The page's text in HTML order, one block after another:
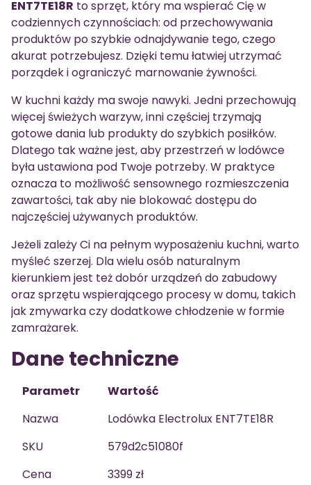
ENT7TE18R to sprzęt, który ma wspierać Cię w
codziennych czynnościach: od przechowywania
produktów po szybkie odnajdywanie tego, czego
akurat potrzebujesz. Dzięki temu łatwiej utrzymać
porządek i ograniczyć marnowanie żywności.
W kuchni każdy ma swoje nawyki. Jedni przechowują
więcej świeżych warzyw, inni częściej trzymają
gotowe dania lub produkty do szybkich posiłków.
Dlatego tak ważne jest, aby przestrzeń w lodówce
była ustawiona pod Twoje potrzeby. W praktyce
oznacza to możliwość sensownego rozmieszczenia
zawartości, tak aby nie blokować dostępu do
najczęściej używanych produktów.
Jeżeli zależy Ci na pełnym wyposażeniu kuchni, warto
myśleć szerzej. Dla wielu osób naturalnym
kierunkiem jest też dobór urządzeń do zabudowy
oraz sprzętu wspierającego procesy w domu, takich
jak zmywarka czy dodatkowe chłodzenie w formie
zamrażarek.
Dane techniczne
Parametr
Wartość
Nazwa
Lodówka Electrolux ENT7TE18R
SKU
579d2c51080f
Cena
3399 zł